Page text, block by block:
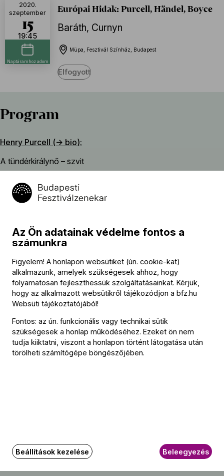
Európai Hidak: Purcell, Händel, Boyce
Baráth, Curnyn
Müpa, Fesztivál Színház, Budapest
2020.
szeptember
15
19:45
Naptáramhoz adom
Elfogyott
Program
Henry Purcell (→ bio):
A tündérkirálynő – szvit
Saeviat tellus inter rigores – motetta, HWV 240
William Boyce:
Georg Friedrich Händel (→bio):
Vízizene – 1. (F-dúr) szvit, HWV 348
Közreműködők
További információ
Az Ön adatainak védelme fontos a
számunkra
Figyelem! A honlapon websütiket (ún. cookie-kat)
alkalmazunk, amelyek szükségesek ahhoz, hogy
folyamatosan fejleszthessük szolgáltatásainkat. Kérjük,
hogy az alkalmazott websütikről tájékozódjon a bfz.hu
Websüti tájékoztatójából!
Fontos: az ún. funkcionális vagy technikai sütik
szükségesek a honlap működéséhez. Ezeket ön nem
tudja kiiktatni, viszont a honlapon történt látogatása után
törölheti számítógépe böngészőjében.
Beállítások kezelése Beleegyezés